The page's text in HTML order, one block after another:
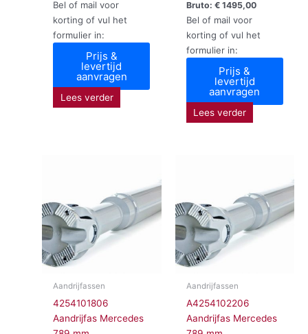
Bel of mail voor
korting of vul het
formulier in:
Prijs &
levertijd
aanvragen
Lees verder
Bruto: €1495,00
Bel of mail voor
korting of vul het
formulier in:
Prijs &
levertijd
aanvragen
Lees verder
Aandrijfassen
4254101806
Aandrijfas Mercedes
Aandrijfassen
A4254102206
Aandrijfas Mercedes